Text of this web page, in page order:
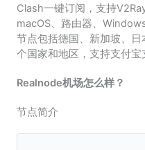
Clash一键订阅，支持
macOS、路由器、
节点包括德国、新加坡、
个国家和地区，支持支付宝
Realnode机场怎么样？
节点简介